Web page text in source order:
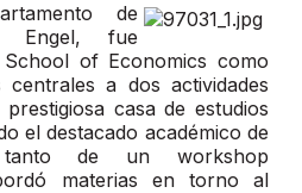
de
Engel, fue
of Economics como
a dos actividades
casa de estudios
el destacado académico de
tanto de un workshop
materias en torno al